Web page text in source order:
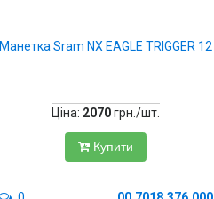
Манетка Sram NX EAGLE TRIGGER 12
Ціна: 2070грн./шт.
Купити